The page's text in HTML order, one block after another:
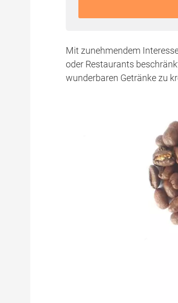
this
Mit zunehmendem
oder Restaurants
wunderbaren Getränke zu